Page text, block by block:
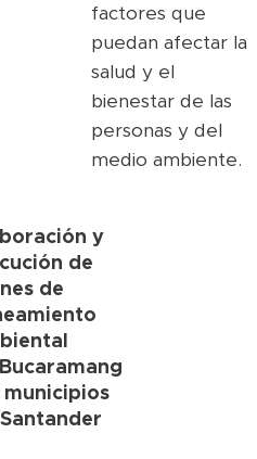
factores que
puedan afectar la
salud y el
bienestar de las
personas y del
medio ambiente.
y
de
de
Bucaramang
municipios